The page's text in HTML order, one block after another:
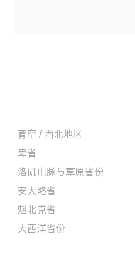
育空 / 西北地区
卑省
洛矶山脉与草原省份
安大略省
魁北克省
大西洋省份